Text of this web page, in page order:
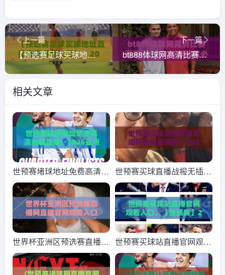
上一篇
【预选赛足球买球地址直播官网观看入口】：2026年世界杯预选赛观赛全攻略
下一篇
bt888体球网高清比赛直播网，2026年球迷必备的高清观赛平台
相关文章
世预赛堵球地址免费高清观
看直播！2026亚洲区生死
战，这份观赛攻略请收好
世预赛买球直播战报无插件
在线直播网：2026年世预
赛观赛指南与最新战报
世界杯亚洲区预选赛直播网
直播官网观看入口，2026
国足生死战看这里！【世界
世预赛买球站直播官网观看
入口，【世预赛】2026年
最全观赛指南来了